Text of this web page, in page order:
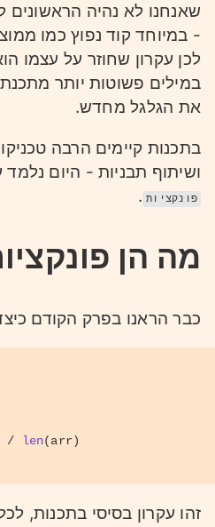
שאנחנו לא נהיה הראשונים
- במיוחד קוד נפוץ כמו
לכן עקרון שחוזר על עצמו
במילים פשוטות יותר
את הגלגל מחדש.
בתכנות קיימים הרבה
ושיתוף תבניות - היום
פונקציות .
מה הן
כבר הראנו בפרק הקודם
/ len(arr)
זהו עקרון בסיסי בתכנות,